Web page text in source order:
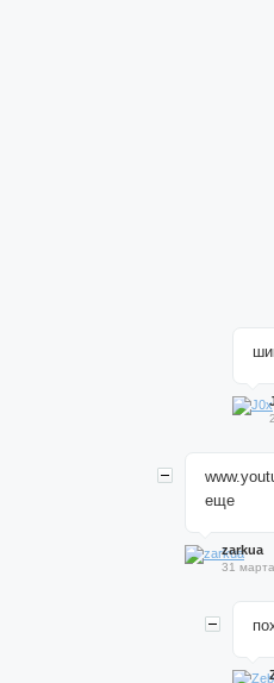
еще
zarkua
31